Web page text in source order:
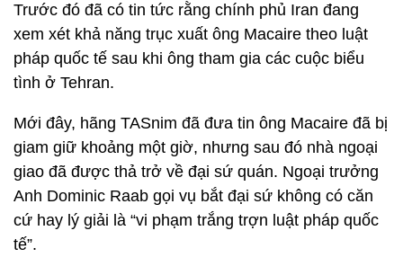
Trước đó đã có tin tức rằng chính phủ Iran đang
xem xét khả năng trục xuất ông Macaire theo luật
pháp quốc tế sau khi ông tham gia các cuộc biểu
tình ở Tehran.
Mới đây, hãng TASnim đã đưa tin ông Macaire đã bị
giam giữ khoảng một giờ, nhưng sau đó nhà ngoại
giao đã được thả trở về đại sứ quán. Ngoại trưởng
Anh Dominic Raab gọi vụ bắt đại sứ không có căn
cứ hay lý giải là “vi phạm trắng trợn luật pháp quốc
tế”.